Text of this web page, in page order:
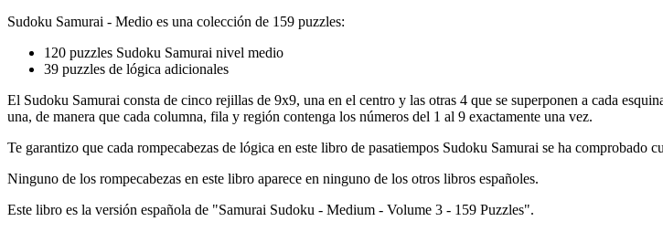
Sudoku Samurai - Medio es una colección de 159 puzzles:
120 puzzles Sudoku Samurai nivel medio
39 puzzles de lógica adicionales
El Sudoku Samurai consta de cinco rejillas de 9x9, una en el centro y las otras 4 que se superponen a cada
una, de manera que cada columna, fila y región contenga los números del 1 al 9 exactamente una vez.
Te garantizo que cada rompecabezas de lógica en este libro de pasatiempos Sudoku Samurai se ha comprobado
Ninguno de los rompecabezas en este libro aparece en ninguno de los otros libros españoles.
Este libro es la versión española de "Samurai Sudoku - Medium - Volume 3 - 159 Puzzles".